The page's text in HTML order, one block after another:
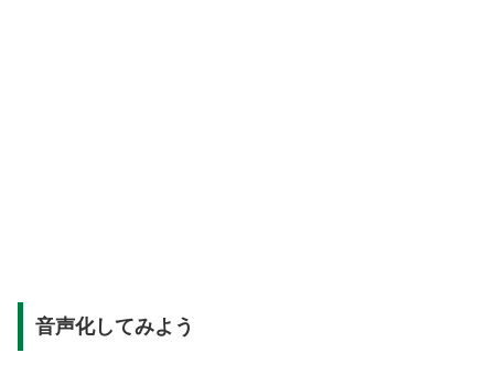
音声化してみよう